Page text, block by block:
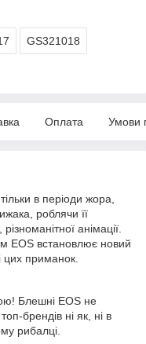
GS321018
Оплата Умови
в періоди жора,
роблячи її
анімації.
EOS встановлює новий
цих приманок.
Блешні EOS не
брендів ні як, ні в
рибалці.